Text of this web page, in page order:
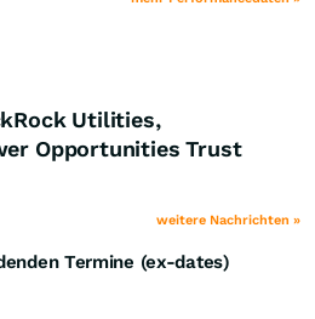
Utilities,
Opportunities Trust
weitere Nachrichten »
Termine (ex-dates)